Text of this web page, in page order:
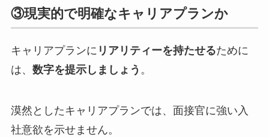
③現実的で明確なキャリアプランか
キャリアプランに リアリティーを持たせるために
は、 数字を提示しましょう 。
漠然としたキャリアプランでは、面接官に強い入
社意欲を示せません。